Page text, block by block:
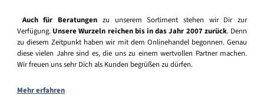
Auch für Beratungen zu unserem Sortiment stehen wir Dir zur
Verfügung. Unsere Wurzeln reichen bis in das Jahr 2007 zurück. Denn
zu diesem Zeitpunkt haben wir mit dem Onlinehandel begonnen. Genau
diese vielen Jahre sind es, die uns zu einem wertvollen Partner machen.
Wir freuen uns sehr Dich als Kunden begrüßen zu dürfen.
Mehr erfahren